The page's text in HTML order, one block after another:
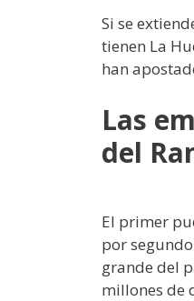
Si se
tienen La
han
Las
del
El primer
por
grande del
millones de